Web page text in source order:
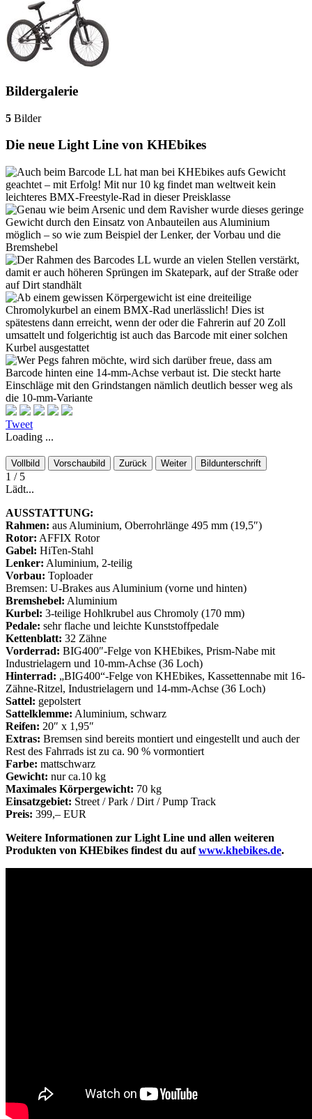
Bildergalerie
5 Bilder
Die neue Light Line von KHEbikes
Tweet
Loading ...
Vollbild Vorschaubild Zurück Weiter Bildunterschrift
1 / 5
Lädt...
AUSSTATTUNG:
Rahmen: aus Aluminium, Oberrohrlänge 495 mm (19,5″)
Rotor: AFFIX Rotor
Gabel: HiTen-Stahl
Lenker: Aluminium, 2-teilig
Vorbau: Toploader
Bremsen: U-Brakes aus Aluminium (vorne und hinten)
Bremshebel: Aluminium
Kurbel: 3-teilige Hohlkrubel aus Chromoly (170 mm)
Pedale: sehr flache und leichte Kunststoffpedale
Kettenblatt: 32 Zähne
Vorderrad: BIG400″-Felge von KHEbikes, Prism-Nabe mit
Industrielagern und 10-mm-Achse (36 Loch)
Hinterrad: „BIG400“-Felge von KHEbikes, Kassettennabe mit 16-
Zähne-Ritzel, Industrielagern und 14-mm-Achse (36 Loch)
Sattel: gepolstert
Sattelklemme: Aluminium, schwarz
Reifen: 20″ x 1,95″
Extras: Bremsen sind bereits montiert und eingestellt und auch der
Rest des Fahrrads ist zu ca. 90 % vormontiert
Farbe: mattschwarz
Gewicht: nur ca.10 kg
Maximales Körpergewicht: 70 kg
Einsatzgebiet: Street / Park / Dirt / Pump Track
Preis: 399,– EUR
Weitere Informationen zur Light Line und allen weiteren
Produkten von KHEbikes findest du aufwww.khebikes.de.